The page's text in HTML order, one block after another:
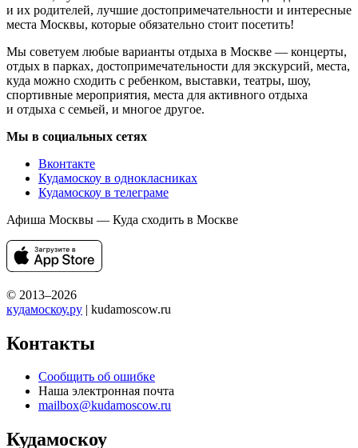
и их родителей, лучшие достопримечательности и интересные
места Москвы, которые обязательно стоит посетить!
Мы советуем любые варианты отдыха в Москве — концерты,
отдых в парках, достопримечательности для экскурсий, места,
куда можно сходить с ребенком, выставки, театры, шоу,
спортивные мероприятия, места для активного отдыха
и отдыха с семьей, и многое другое.
Мы в социальных сетях
Вконтакте
Кудамоскоу в однокласниках
Кудамоскоу в телеграме
Афиша Москвы — Куда сходить в Москве
© 2013–2026
кудамоскоу.ру | kudamoscow.ru
Контакты
Сообщить об ошибке
Наша электронная почта
mailbox@kudamoscow.ru
Кудамоскоу